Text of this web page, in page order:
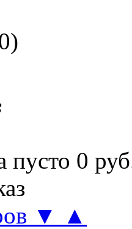
)
пусто 0
▼
▲